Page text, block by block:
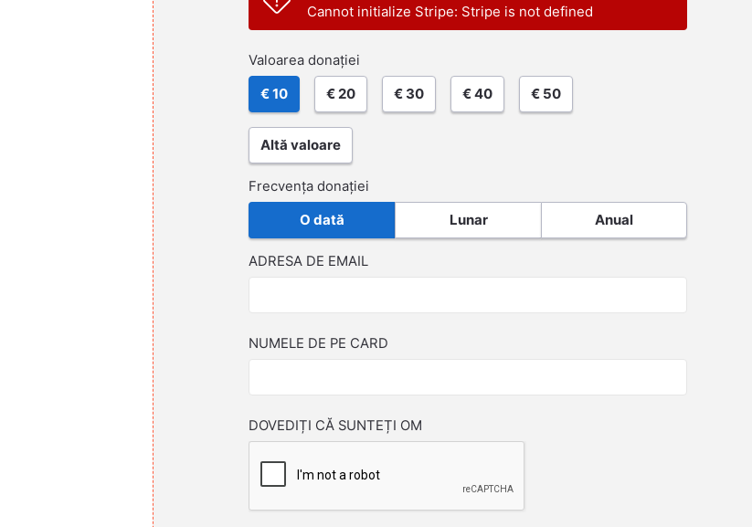
Cannot initialize Stripe: Stripe is not defined
Valoarea donației
€ 10 € 20 € 30 € 40 € 50
Altă valoare
Frecvența donației
O dată Lunar Anual
ADRESA DE EMAIL
NUMELE DE PE CARD
DOVEDIȚI CĂ SUNTEȚI OM